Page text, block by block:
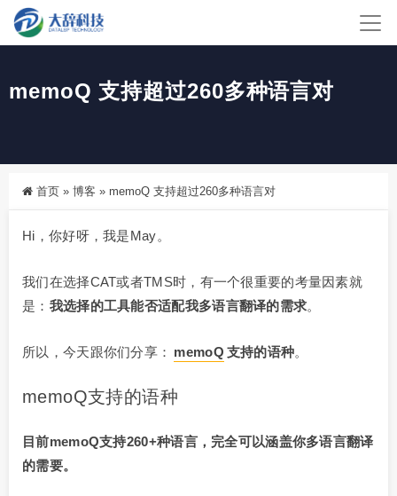
memoQ 支持超过260多种语言对
首页 » 博客 » memoQ 支持超过260多种语言对
Hi，你好呀，我是May。
我们在选择CAT或者TMS时，有一个很重要的考量因素就
是： 我选择的工具能否适配我多语言翻译的需求。
所以，今天跟你们分享： memoQ 支持的语种。
memoQ支持的语种
目前memoQ支持260+种语言，完全可以涵盖你多语言翻译
的需要。